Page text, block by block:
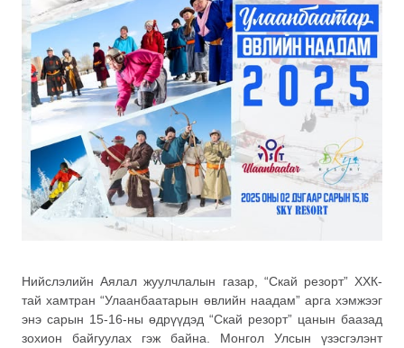
Нийслэлийн Аялал жуулчлалын газар, “Скай резорт” ХХК-
тай хамтран “Улаанбаатарын өвлийн наадам” арга хэмжээг
энэ сарын 15-16-ны өдрүүдэд “Скай резорт” цанын баазад
зохион байгуулах гэж байна. Монгол Улсын үзэсгэлэнт